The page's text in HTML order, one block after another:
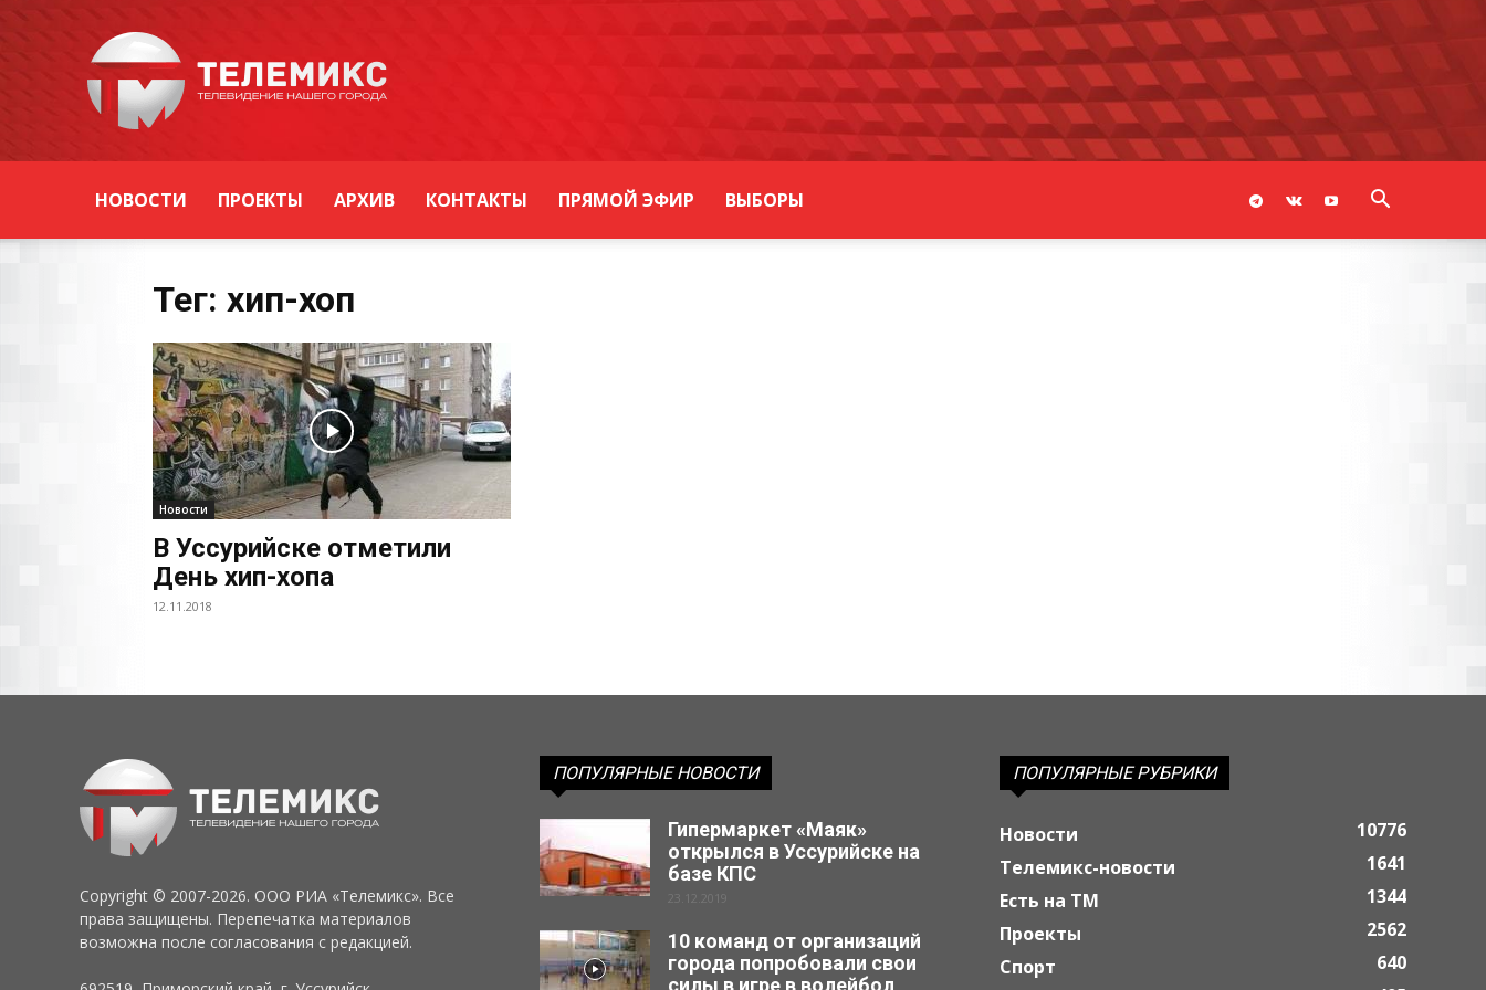
Уссурийска
НОВОСТИ ПРОЕКТЫ АРХИВ КОНТАКТЫ ПРЯМОЙ ЭФИР ВЫБОРЫ
Тег: хип-хоп
Новости
В Уссурийске отметили
День хип-хопа
12.11.2018
Copyright © 2007-2026. ООО РИА «Телемикс». Все
права защищены. Перепечатка материалов
возможна после согласования с редакцией.
ПОПУЛЯРНЫЕ НОВОСТИ
Гипермаркет «Маяк»
открылся в Уссурийске на
базе КПС
23.12.2019
10 команд от организаций
города попробовали свои
силы в игре в волейбол
ПОПУЛЯРНЫЕ РУБРИКИ
Новости
10776
Телемикс-новости
1641
Есть на ТМ
1344
Проекты
2562
Спорт
640